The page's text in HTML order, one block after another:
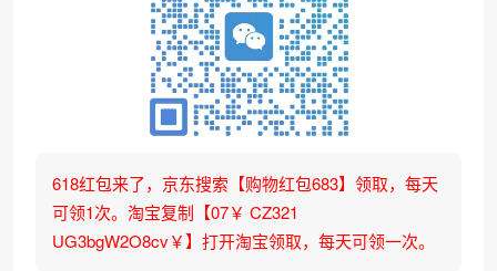
618红包来了，京东搜索【购物红包683】领取，每天
可领1次。淘宝复制【07￥ CZ321
UG3bgW2O8cv￥】打开淘宝领取，每天可领一次。